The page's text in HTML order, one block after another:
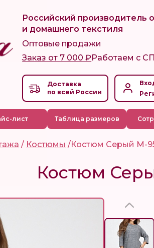
Российский производитель
и домашнего текстиля
Оптовые продажи
Заказ от 7 000 ₽Работаем с СП
Доставка
по всей России
лист Таблица размеров
/ Костюмы /Костюм Серый М-
Костюм